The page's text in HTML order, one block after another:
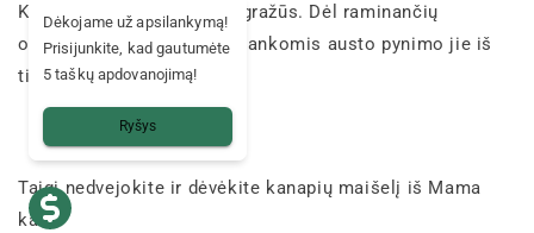
Kanapių audiniai yra ypač gražūs. Dėl raminančių
organinių spalvų ir savito rankomis austo pynimo jie iš
tiesų sugrąžina žemę.
Taigi nedvejokite ir dėvėkite kanapių maišelį iš Mama
kana.
Dėkojame už apsilankymą!
Prisijunkite, kad gautumėte
5 taškų apdovanojimą!
Ryšys